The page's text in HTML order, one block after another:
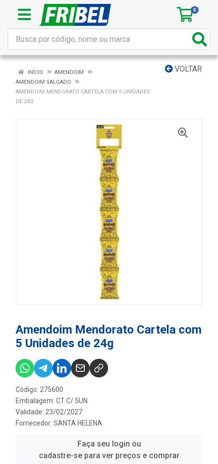
0
VOLTAR
INÍCIO
AMENDOIM
AMENDOIM SALGADO
AMENDOIM MENDORATO CARTELA COM 5 UNIDADES
DE 24G
Amendoim Mendorato Cartela com
5 Unidades de 24g
Código: 275600
Embalagem: CT C/ 5UN
Validade: 23/02/2027
Fornecedor: SANTA HELENA
Faça seu login ou
cadastre-se para ver preços e comprar